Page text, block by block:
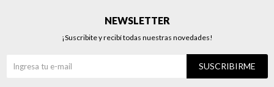
NEWSLETTER
¡Suscribite y recibí todas nuestras novedades!
SUSCRIBIRME